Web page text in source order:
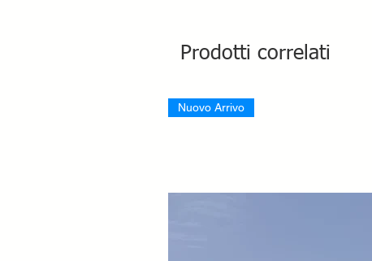
Prodotti correlati
Nuovo Arrivo